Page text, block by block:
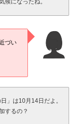
候になったね。
づい
」は10月14日だよ。
するの？